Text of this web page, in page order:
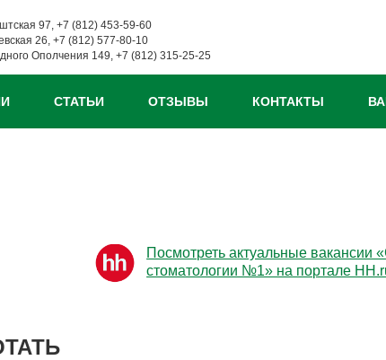
97, +7 (812) 453-59-60
26, +7 (812) 577-80-10
Ополчения 149, +7 (812) 315-25-25
СТАТЬИ ОТЗЫВЫ КОНТАКТЫ
Посмотреть актуальные вакансии
стоматологии №1» на портале